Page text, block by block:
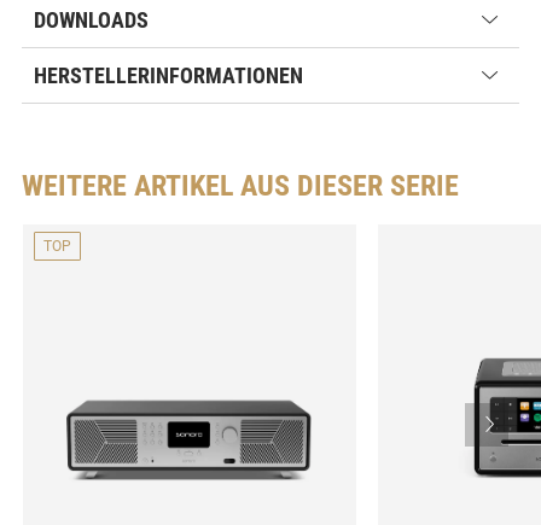
DOWNLOADS
HERSTELLERINFORMATIONEN
WEITERE ARTIKEL AUS DIESER SERIE
TOP